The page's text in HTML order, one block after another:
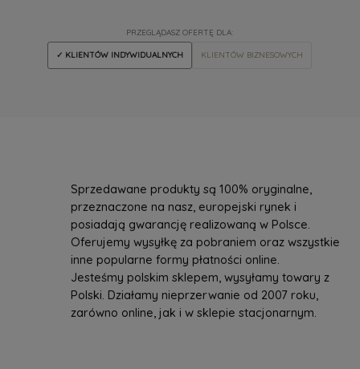
PRZEGLĄDASZ OFERTĘ DLA:
✓ KLIENTÓW INDYWIDUALNYCH KLIENTÓW BIZNESOWYCH
Sprzedawane produkty są 100% oryginalne,
przeznaczone na nasz, europejski rynek i
posiadają gwarancję realizowaną w Polsce.
Oferujemy wysyłkę za pobraniem oraz wszystkie
inne popularne formy płatności online.
Jesteśmy polskim sklepem, wysyłamy towary z
Polski. Działamy nieprzerwanie od 2007 roku,
zarówno online, jak i w sklepie stacjonarnym.